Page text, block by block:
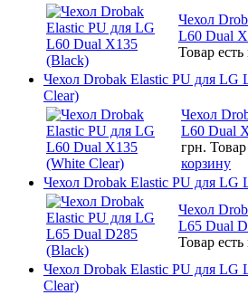
Чехол
L60 Dual
Товар
Чехол Drobak Elastic PU для LG
Clear)
Чехол
L60 Dual
грн.
корзину
Чехол Drobak Elastic PU для LG
Чехол
L65 Dual
Товар
Чехол Drobak Elastic PU для LG
Clear)